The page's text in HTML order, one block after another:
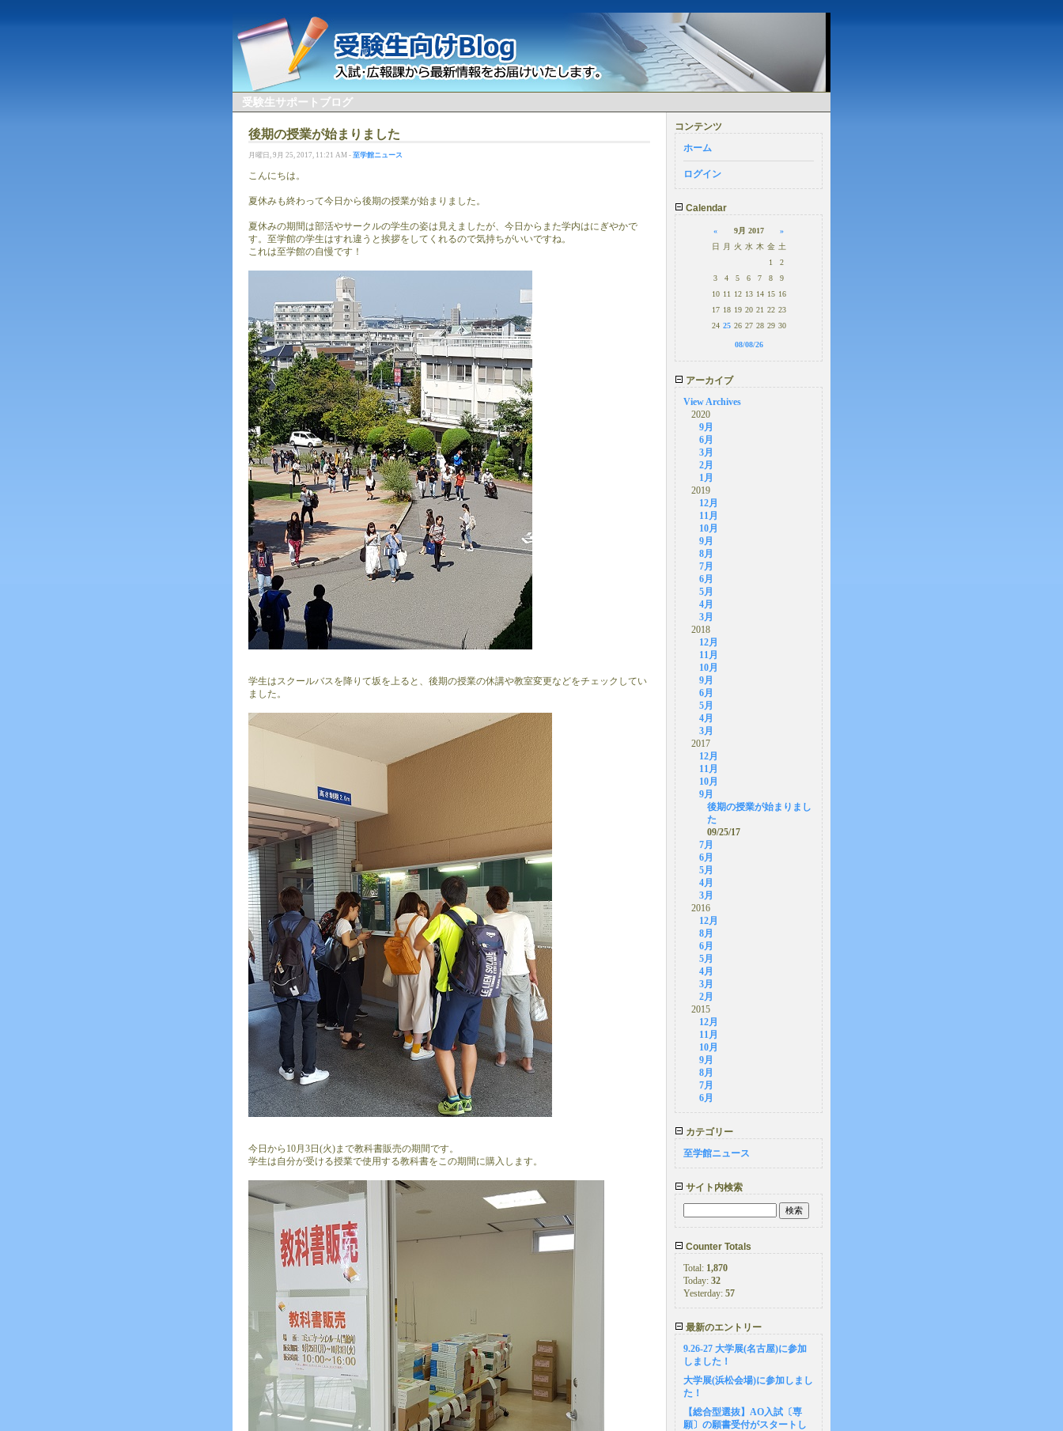
受験生サポートブログ
後期の授業が始まりました
月曜日, 9月 25, 2017, 11:21 AM - 至学館ニュース
こんにちは。
夏休みも終わって今日から後期の授業が始まりました。
夏休みの期間は部活やサークルの学生の姿は見えましたが、今日からまた学内はにぎやかで
す。至学館の学生はすれ違うと挨拶をしてくれるので気持ちがいいですね。
これは至学館の自慢です！
学生はスクールバスを降りて坂を上ると、後期の授業の休講や教室変更などをチェックしてい
ました。
今日から10月3日(火)まで教科書販売の期間です。
学生は自分が受ける授業で使用する教科書をこの期間に購入します。
コンテンツ
ホーム
ログイン
Calendar
« 9月 2017
»
日
月 火 水 木 金 土
1
2
3
4 5 6 7 8
9
10 11 12 13 14 15 16
17 18 19 20 21 22 23
24 25 26 27 28 29 30
08/08/26
アーカイブ
View Archives
2020
9月
6月
3月
2月
1月
2019
12月
11月
10月
9月
8月
7月
6月
5月
4月
3月
2018
12月
11月
10月
9月
6月
5月
4月
3月
2017
12月
11月
10月
9月
後期の授業が始まりまし
た
09/25/17
7月
6月
5月
4月
3月
2016
12月
8月
6月
5月
4月
3月
2月
2015
12月
11月
10月
9月
8月
7月
6月
カテゴリー
至学館ニュース
サイト内検索
Counter Totals
Total: 1,870
Today: 32
Yesterday: 57
最新のエントリー
9.26-27 大学展(名古屋)に参加
しました！
大学展(浜松会場)に参加しまし
た！
【総合型選抜】AO入試〔専
願〕の願書受付がスタートし